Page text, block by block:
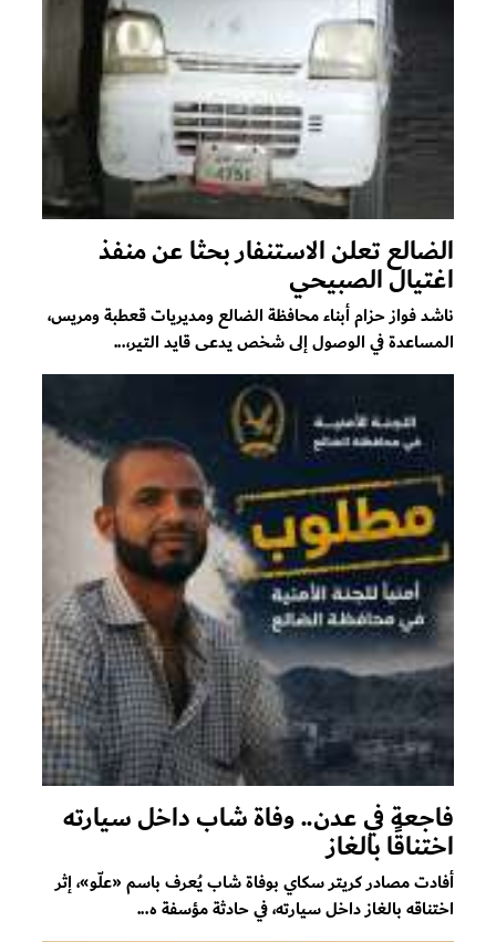
الضالع تعلن الاستنفار بحثا عن منفذ
اغتيال الصبيحي
ناشد فواز حزام أبناء محافظة الضالع ومديريات قعطبة ومريس،
المساعدة في الوصول إلى شخص يدعى قايد التير،...
فاجعة في عدن.. وفاة شاب داخل سيارته
اختناقًا بالغاز
أفادت مصادر كريتر سكاي بوفاة شاب يُعرف باسم «علّو»، إثر
اختناقه بالغاز داخل سيارته، في حادثة مؤسفة ه...